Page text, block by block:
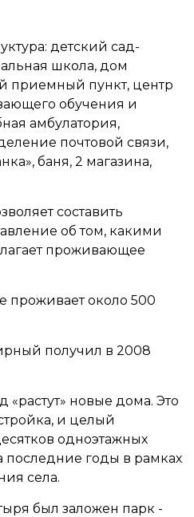
детский сад-
школа, дом
приемный пункт, центр
обучения и
амбулатория,
почтовой связи,
баня, 2 магазина,
составить
об том, какими
проживающее
проживает около 500
получил в 2008
«растут» новые дома. Это
и целый
одноэтажных
последние годы в рамках
села.
был заложен парк -